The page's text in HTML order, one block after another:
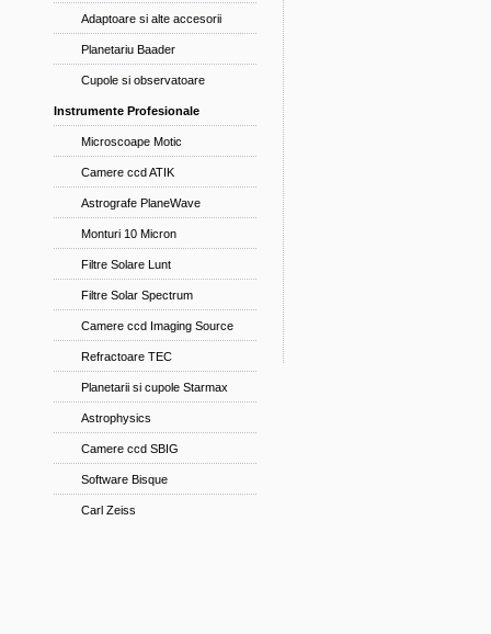
Adaptoare si alte accesorii
Planetariu Baader
Cupole si observatoare
Instrumente Profesionale
Microscoape Motic
Camere ccd ATIK
Astrografe PlaneWave
Monturi 10 Micron
Filtre Solare Lunt
Filtre Solar Spectrum
Camere ccd Imaging Source
Refractoare TEC
Planetarii si cupole Starmax
Astrophysics
Camere ccd SBIG
Software Bisque
Carl Zeiss